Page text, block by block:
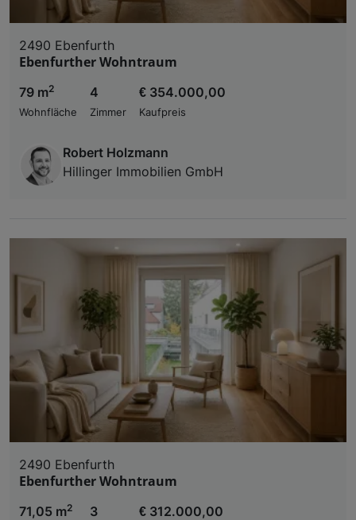
2490 Ebenfurth
Ebenfurther Wohntraum
79 m2
Wohnfläche
4
Zimmer
€ 354.000,00
Kaufpreis
Robert Holzmann
Hillinger Immobilien GmbH
2490 Ebenfurth
Ebenfurther Wohntraum
71,05 m2
3 € 312.000,00